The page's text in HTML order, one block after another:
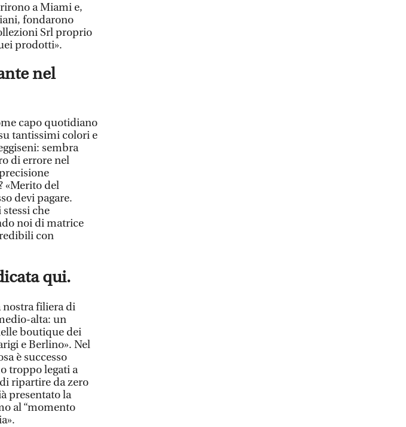
a Miami e,
fondarono
Srl proprio
prodotti».
nel
capo quotidiano
tantissimi colori e
sembra
di errore nel
«Merito del
devi pagare.
che
noi di matrice
con
qui.
nostra filiera di
alta: un
boutique dei
e Berlino». Nel
è successo
troppo legati a
ripartire da zero
presentato la
al “momento